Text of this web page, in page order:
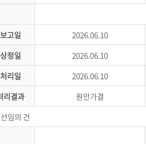
보고일
2026.06.10
상정일
2026.06.10
처리일
2026.06.10
리결과
원안가결
임의 건